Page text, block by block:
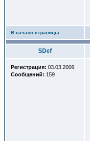
В начало страницы
SDef
Регистрация: 03.03.2006
Сообщений: 159